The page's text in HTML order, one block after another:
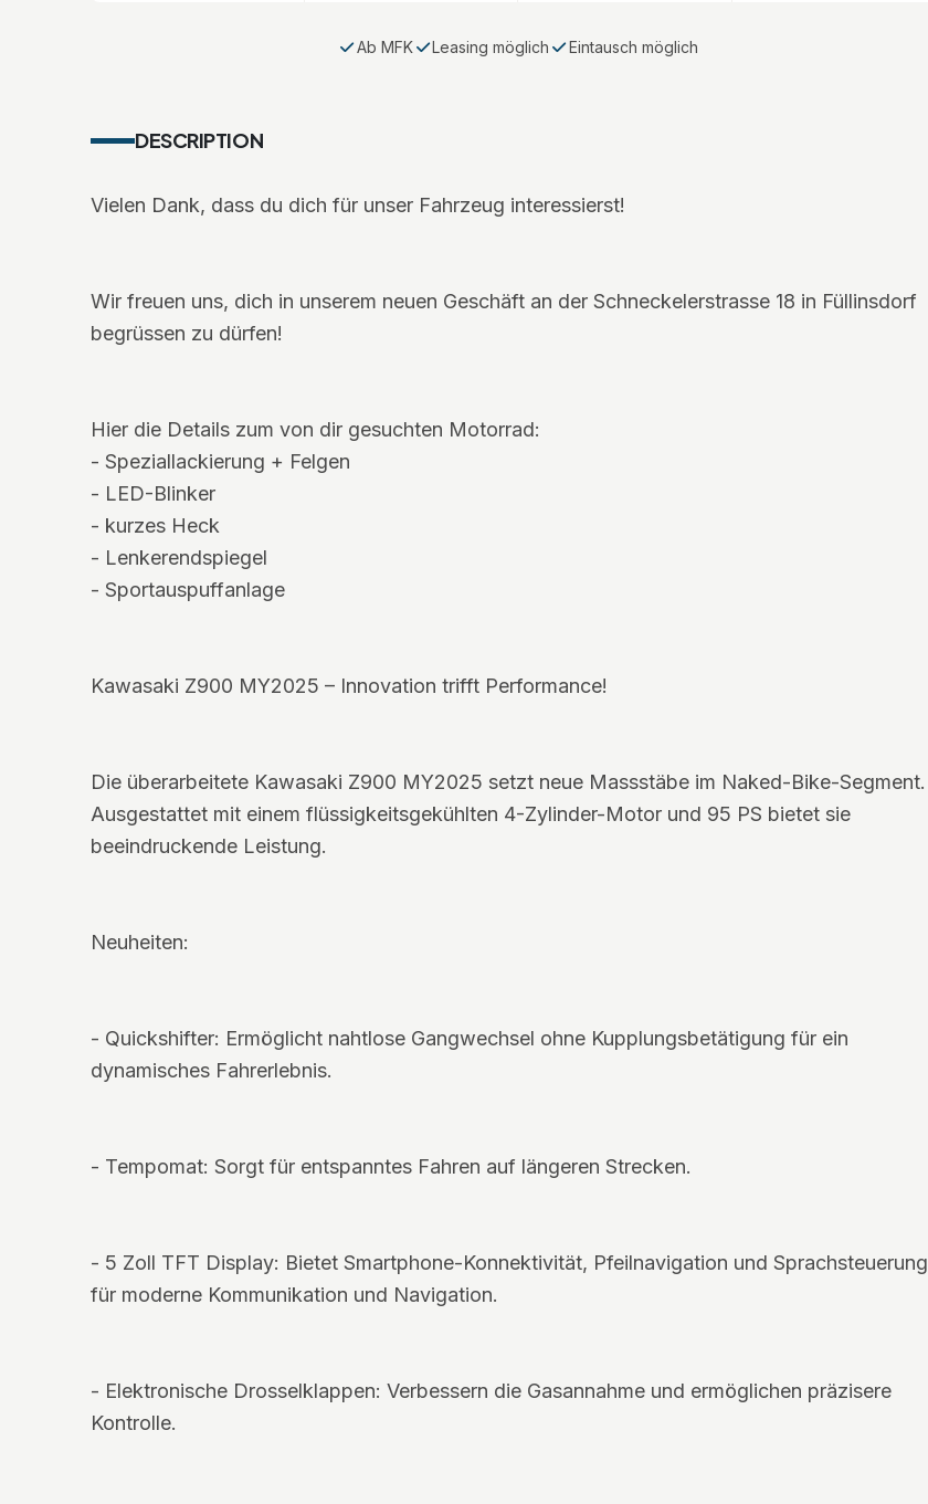
Ab MFK Leasing möglich Eintausch möglich
DESCRIPTION
Vielen Dank, dass du dich für unser Fahrzeug interessierst!
Wir freuen uns, dich in unserem neuen Geschäft an der Schneckelerstrasse 18 in Füllinsdorf
begrüssen zu dürfen!
Hier die Details zum von dir gesuchten Motorrad:
- Speziallackierung + Felgen
- LED-Blinker
- kurzes Heck
- Lenkerendspiegel
- Sportauspuffanlage
Kawasaki Z900 MY2025 – Innovation trifft Performance!
Die überarbeitete Kawasaki Z900 MY2025 setzt neue Massstäbe im Naked-Bike-Segment.
Ausgestattet mit einem flüssigkeitsgekühlten 4-Zylinder-Motor und 95 PS bietet sie
beeindruckende Leistung.
Neuheiten:
- Quickshifter: Ermöglicht nahtlose Gangwechsel ohne Kupplungsbetätigung für ein
dynamisches Fahrerlebnis.
- Tempomat: Sorgt für entspanntes Fahren auf längeren Strecken.
- 5 Zoll TFT Display: Bietet Smartphone-Konnektivität, Pfeilnavigation und Sprachsteuerung
für moderne Kommunikation und Navigation.
- Elektronische Drosselklappen: Verbessern die Gasannahme und ermöglichen präzisere
Kontrolle.